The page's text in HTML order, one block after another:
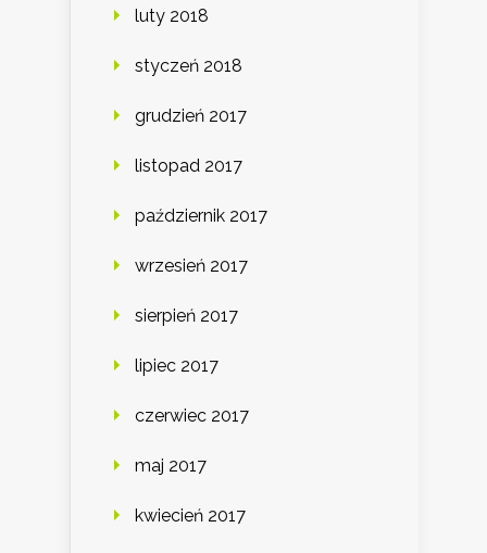
luty 2018
styczeń 2018
grudzień 2017
listopad 2017
październik 2017
wrzesień 2017
sierpień 2017
lipiec 2017
czerwiec 2017
maj 2017
kwiecień 2017